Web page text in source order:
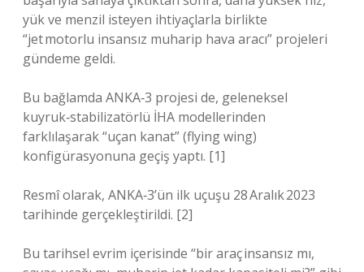
yük ve menzil isteyen ihtiyaçlarla birlikte
“jet motorlu insansız muharip hava aracı” projeleri
gündeme geldi.
Bu bağlamda ANKA‑3 projesi de, geleneksel
kuyruk‑stabilizatörlü İHA modellerinden
farklılaşarak “uçan kanat” (flying wing)
konfigürasyonuna geçiş yaptı. [1]
Resmî olarak, ANKA‑3’ün ilk uçuşu 28 Aralık 2023
tarihinde gerçekleştirildi. [2]
Bu tarihsel evrim içerisinde “bir araç insansız mı,